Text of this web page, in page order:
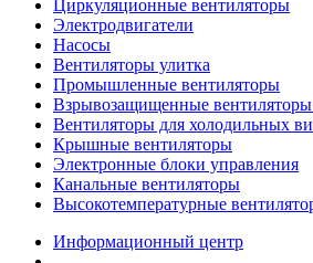
Циркуляционные вентиляторы
Электродвигатели
Насосы
Вентиляторы улитка
Промышленные вентиляторы
Взрывозащищенные
Вентиляторы для холодильных
Крышные вентиляторы
Электронные блоки управления
Канальные вентиляторы
Высокотемпературные
Информационный центр